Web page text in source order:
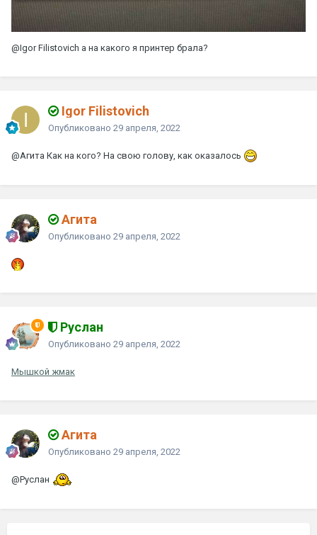
@Igor Filistovich а на какого я принтер брала?
Igor Filistovich
Опубликовано 29 апреля, 2022
@Агита Как на кого? На свою голову, как оказалось
Агита
Опубликовано 29 апреля, 2022
Руслан
Опубликовано 29 апреля, 2022
Мышкой жмак
Агита
Опубликовано 29 апреля, 2022
@Руслан